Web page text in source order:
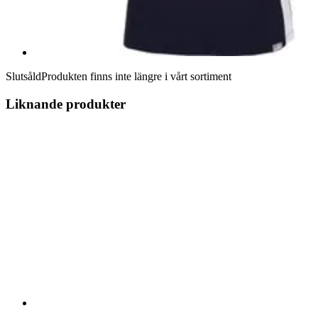
SlutsåldProdukten finns inte längre i vårt sortiment
Liknande produkter